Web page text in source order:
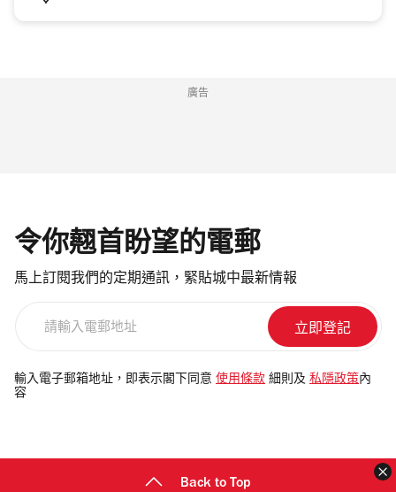
廣告
令你翹首盼望的電郵
馬上訂閱我們的定期通訊，緊貼城中最新情報
電
郵
輸入電子郵箱地址，即表示閣下同意 使用條款 細則及 私隱政策 內
容
Back to Top